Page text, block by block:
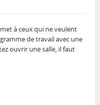
à ceux qui ne veulent
de travail avec une
ouvrir une salle, il faut